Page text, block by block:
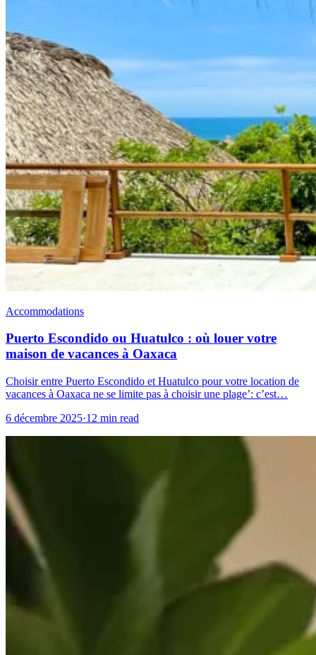
Accommodations
Puerto Escondido ou Huatulco : où louer votre
maison de vacances à Oaxaca
Choisir entre Puerto Escondido et Huatulco pour votre location de
vacances à Oaxaca ne se limite pas à choisir une plage’: c’est…
6 décembre 2025·12 min read